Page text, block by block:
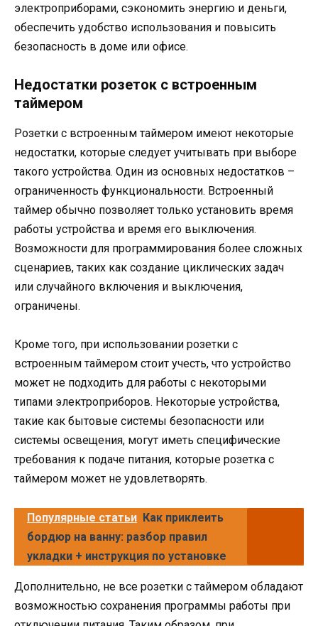
электроприборами, сэкономить энергию и деньги,
обеспечить удобство использования и повысить
безопасность в доме или офисе.
Недостатки розеток с встроенным
таймером
Розетки с встроенным таймером имеют некоторые
недостатки, которые следует учитывать при выборе
такого устройства. Один из основных недостатков –
ограниченность функциональности. Встроенный
таймер обычно позволяет только установить время
работы устройства и время его выключения.
Возможности для программирования более сложных
сценариев, таких как создание циклических задач
или случайного включения и выключения,
ограничены.
Кроме того, при использовании розетки с
встроенным таймером стоит учесть, что устройство
может не подходить для работы с некоторыми
типами электроприборов. Некоторые устройства,
такие как бытовые системы безопасности или
системы освещения, могут иметь специфические
требования к подаче питания, которые розетка с
таймером может не удовлетворять.
Популярные статьи Как приклеить
бордюр на ванну: разбор правил
укладки + инструкция по установке
Дополнительно, не все розетки с таймером обладают
возможностью сохранения программы работы при